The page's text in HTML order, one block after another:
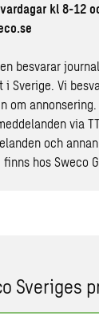
kl 8-12
besvarar
i Sverige. Vi
om
via
och
finns hosSweco
Sve­ri­ges